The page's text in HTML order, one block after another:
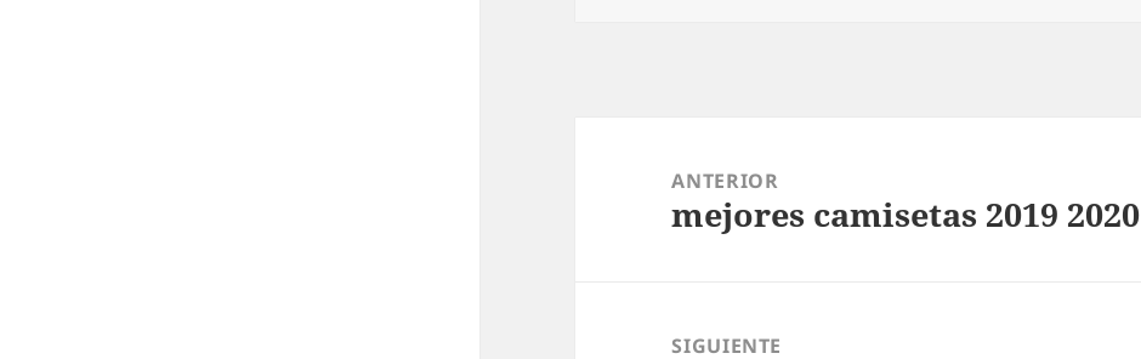
entradas
ANTERIOR
Entrada
mejores camisetas 2019 2020
SIGUIENTE